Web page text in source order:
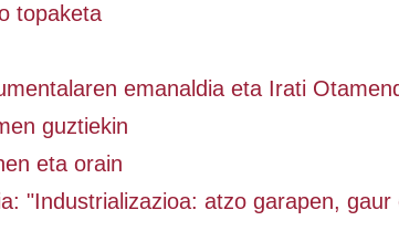
topaketa
emanaldia eta Irati
guztiekin
eta orain
"Industrializazioa: atzo garapen,